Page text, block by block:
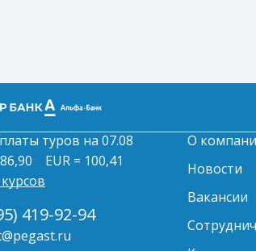
туров на 07.08
EUR = 100,41
419-92-94
О
Новости
Вакансии